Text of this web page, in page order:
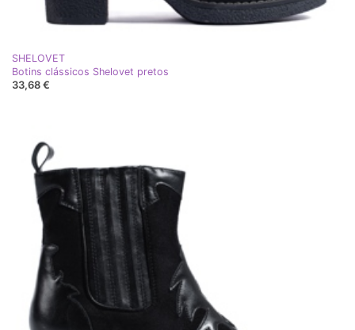
SHELOVET
Botins clássicos Shelovet pretos
33,68 €